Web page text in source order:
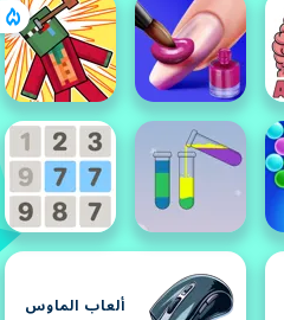
ألعاب الماوس